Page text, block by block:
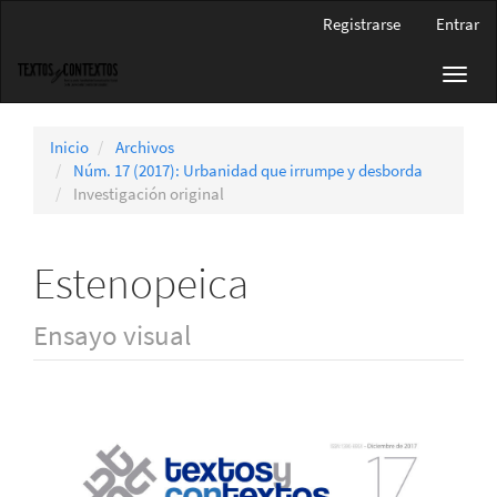
principal
Barra
Registrarse Entrar
Inicio
Archivos
Núm. 17 (2017): Urbanidad que irrumpe y desborda
Investigación original
Estenopeica
Ensayo visual
lateral